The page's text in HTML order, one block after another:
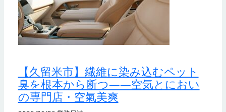
【久留米市】繊維に染み込むペット
臭を根本から断つ——空気とにおい
の専門店・空氣美爽